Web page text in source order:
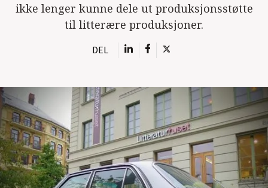
ikke lenger kunne dele ut produksjonsstøtte
til litterære produksjoner.
DEL